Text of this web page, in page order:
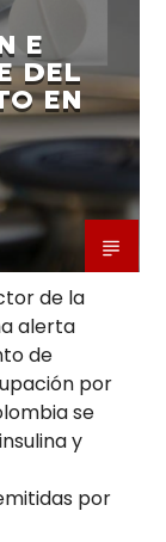
E
DEL
EN
de la
alerta
de
por
se
y
por